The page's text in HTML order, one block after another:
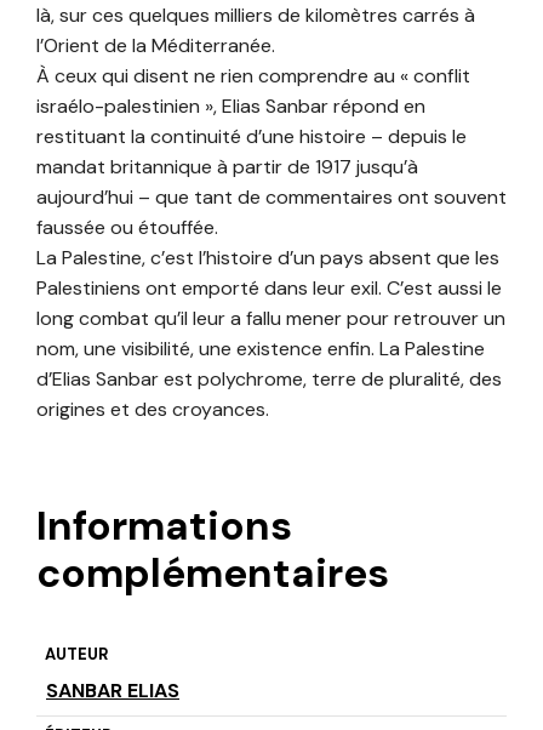
là, sur ces quelques milliers de kilomètres carrés à
l’Orient de la Méditerranée.
À ceux qui disent ne rien comprendre au « conflit
israélo-palestinien », Elias Sanbar répond en
restituant la continuité d’une histoire – depuis le
mandat britannique à partir de 1917 jusqu’à
aujourd’hui – que tant de commentaires ont souvent
faussée ou étouffée.
La Palestine, c’est l’histoire d’un pays absent que les
Palestiniens ont emporté dans leur exil. C’est aussi le
long combat qu’il leur a fallu mener pour retrouver un
nom, une visibilité, une existence enfin. La Palestine
d’Elias Sanbar est polychrome, terre de pluralité, des
origines et des croyances.
Informations
complémentaires
AUTEUR
SANBAR ELIAS